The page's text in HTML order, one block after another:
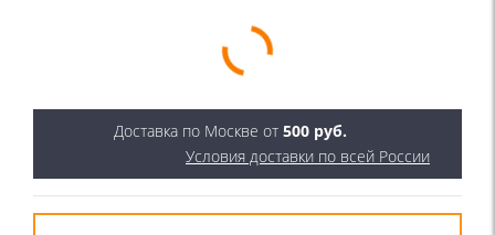
Доставка по Москве от 500 руб.
Условия доставки по всей России